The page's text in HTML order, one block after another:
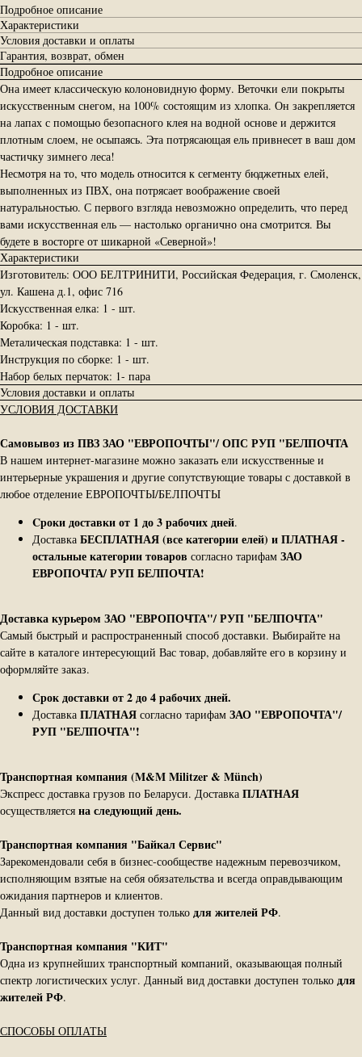
Подробное описание
Характеристики
Условия доставки и оплаты
Гарантия, возврат, обмен
Подробное описание
Она имеет классическую колоновидную форму. Веточки ели покрыты
искусственным снегом, на 100% состоящим из хлопка. Он закрепляется
на лапах с помощью безопасного клея на водной основе и держится
плотным слоем, не осыпаясь. Эта потрясающая ель привнесет в ваш дом
частичку зимнего леса!
Несмотря на то, что модель относится к сегменту бюджетных елей,
выполненных из ПВХ, она потрясает воображение своей
натуральностью. С первого взгляда невозможно определить, что перед
вами искусственная ель — настолько органично она смотрится. Вы
будете в восторге от шикарной «Северной»!
Характеристики
Изготовитель: ООО БЕЛТРИНИТИ, Российская Федерация, г. Смоленск,
ул. Кашена д.1, офис 716
Искусственная елка: 1 - шт.
Коробка: 1 - шт.
Металическая подставка: 1 - шт.
Инструкция по сборке: 1 - шт.
Набор белых перчаток: 1- пара
Условия доставки и оплаты
УСЛОВИЯ ДОСТАВКИ
Самовывоз из ПВЗ ЗАО "ЕВРОПОЧТЫ"/ ОПС РУП "БЕЛПОЧТА
В нашем интернет-магазине можно заказать ели искусственные и
интерьерные украшения и другие сопутствующие товары с доставкой в
любое отделение ЕВРОПОЧТЫ/БЕЛПОЧТЫ
Cроки доставки от 1 до 3 рабочих дней.
Доставка БЕСПЛАТНАЯ (все категории елей) и ПЛАТНАЯ -
остальные категории товаров согласно тарифам ЗАО
ЕВРОПОЧТА/ РУП БЕЛПОЧТА!
Доставка курьером ЗАО "ЕВРОПОЧТА"/ РУП "БЕЛПОЧТА"
Самый быстрый и распространенный способ доставки. Выбирайте на
сайте в каталоге интересующий Вас товар, добавляйте его в корзину и
оформляйте заказ.
Срок доставки от 2 до 4 рабочих дней.
Доставка ПЛАТНАЯ согласно тарифам ЗАО "ЕВРОПОЧТА"/
РУП "БЕЛПОЧТА"!
Транспортная компания (M&M Militzer & Münch)
Экспресс доставка грузов по Беларуси. Доставка ПЛАТНАЯ
осуществляется на следующий день.
Транспортная компания "Байкал Сервис"
Зарекомендовали себя в бизнес-сообществе надежным перевозчиком,
исполняющим взятые на себя обязательства и всегда оправдывающим
ожидания партнеров и клиентов.
Данный вид доставки доступен только для жителей РФ.
Транспортная компания "КИТ"
Одна из крупнейших транспортный компаний, оказывающая полный
спектр логистических услуг. Данный вид доставки доступен только для
жителей РФ.
СПОСОБЫ ОПЛАТЫ